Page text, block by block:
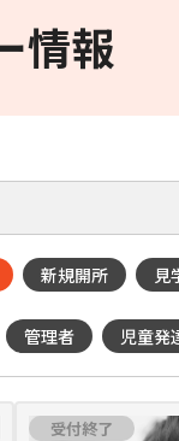
情報
新規開所 見
管理者 児童発
受付終了